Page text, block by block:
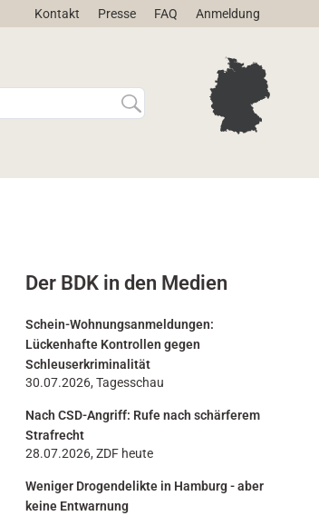
Kontakt Presse FAQ Anmeldung
Der BDK in den Medien
Schein-Wohnungsanmeldungen:
Lückenhafte Kontrollen gegen
Schleuserkriminalität
30.07.2026, Tagesschau
Nach CSD-Angriff: Rufe nach schärferem
Strafrecht
28.07.2026, ZDF heute
Weniger Drogendelikte in Hamburg - aber
keine Entwarnung